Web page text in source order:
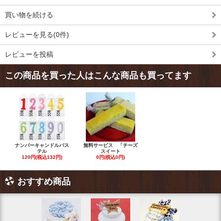
買い物を続ける
レビューを見る(0件)
レビューを投稿
この商品を買った人はこんな商品も買ってます
ナンバーキャンドルパス
テル
120円(税込132円)
無料サービス 「チーズ
スイート
0円(税込0円)
おすすめ商品